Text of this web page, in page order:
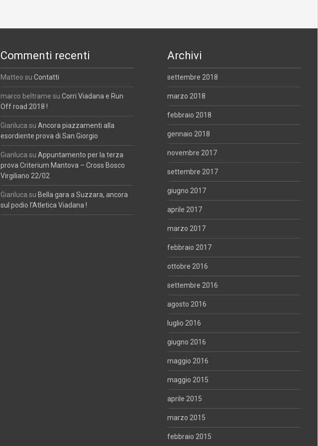
Commenti recenti
Matteo su Contatti
marco beltrame su Corri Viadana e Run
Off road 2018 !
Gianluca su Ancora piazzamenti alla
esordiente prova di San Giorgio
Gianluca su Appuntamento per la terza
prova Criterium Mantova – Cross Bosco
Virgiliano 22/02
Gianluca su Bella gara a Suzzara, ancora
sul podio l’Atletica Viadana !
Archivi
settembre 2018
marzo 2018
febbraio 2018
gennaio 2018
novembre 2017
settembre 2017
giugno 2017
aprile 2017
marzo 2017
febbraio 2017
ottobre 2016
settembre 2016
agosto 2016
luglio 2016
giugno 2016
maggio 2016
maggio 2015
aprile 2015
marzo 2015
febbraio 2015